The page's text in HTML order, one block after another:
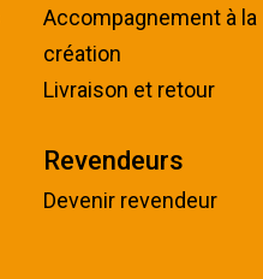
Accompagnement à la
création
Livraison et retour
Revendeurs
Devenir revendeur